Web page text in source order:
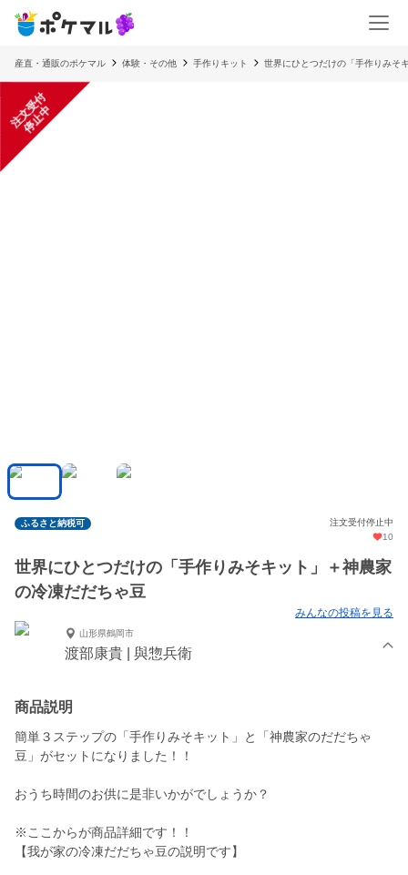
産直・通販のポケマル 体験・その他 手作りキット 世界にひとつだけの「手作りみそ
注
文
受
付
停
止
中
ふるさと納税可
注文受付停止中
10
世界にひとつだけの「手作りみそキット」＋神農家
の冷凍だだちゃ豆
みんなの投稿を見る
山形県鶴岡市
渡部康貴 | 與惣兵衛
商品説明
簡単３ステップの「手作りみそキット」と「神農家のだだちゃ
豆」がセットになりました！！
おうち時間のお供に是非いかがでしょうか？
※ここからが商品詳細です！！
【我が家の冷凍だだちゃ豆の説明です】